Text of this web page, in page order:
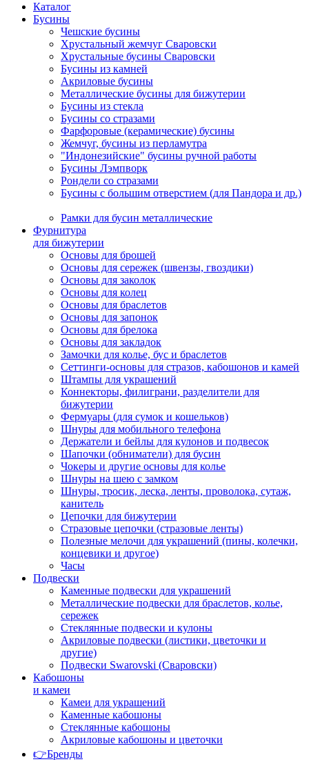
Каталог
Бусины
Чешские бусины
Хрустальный жемчуг Сваровски
Хрустальные бусины Сваровски
Бусины из камней
Акриловые бусины
Металлические бусины для бижутерии
Бусины из стекла
Бусины со стразами
Фарфоровые (керамические) бусины
Жемчуг, бусины из перламутра
"Индонезийские" бусины ручной работы
Бусины Лэмпворк
Рондели со стразами
Бусины с большим отверстием (для Пандора и др.)
Рамки для бусин металлические
Фурнитура
для бижутерии
Основы для брошей
Основы для сережек (швензы, гвоздики)
Основы для заколок
Основы для колец
Основы для браслетов
Основы для запонок
Основы для брелока
Основы для закладок
Замочки для колье, бус и браслетов
Сеттинги-основы для стразов, кабошонов и камей
Штампы для украшений
Коннекторы, филиграни, разделители для
бижутерии
Фермуары (для сумок и кошельков)
Шнуры для мобильного телефона
Держатели и бейлы для кулонов и подвесок
Шапочки (обниматели) для бусин
Чокеры и другие основы для колье
Шнуры на шею с замком
Шнуры, тросик, леска, ленты, проволока, сутаж,
канитель
Цепочки для бижутерии
Стразовые цепочки (стразовые ленты)
Полезные мелочи для украшений (пины, колечки,
концевики и другое)
Часы
Подвески
Каменные подвески для украшений
Металлические подвески для браслетов, колье,
сережек
Стеклянные подвески и кулоны
Акриловые подвески (листики, цветочки и
другие)
Подвески Swarovski (Сваровски)
Кабошоны
и камеи
Камеи для украшений
Каменные кабошоны
Стеклянные кабошоны
Акриловые кабошоны и цветочки
👉Бренды